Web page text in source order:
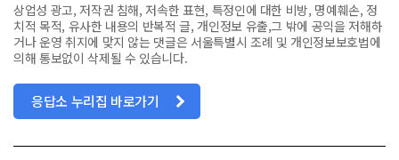
상업성 광고, 저작권 침해, 저속한 표현, 특정인에 대한 비방, 명예훼손, 정
치적 목적, 유사한 내용의 반복적 글, 개인정보 유출,그 밖에 공익을 저해하
거나 운영 취지에 맞지 않는 댓글은 서울특별시 조례 및 개인정보보호법에
의해 통보없이 삭제될 수 있습니다.
응답소 누리집 바로가기